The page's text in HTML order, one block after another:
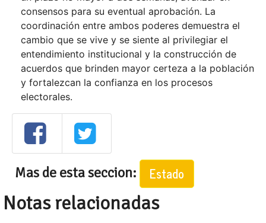
consensos para su eventual aprobación. La
coordinación entre ambos poderes demuestra el
cambio que se vive y se siente al privilegiar el
entendimiento institucional y la construcción de
acuerdos que brinden mayor certeza a la población
y fortalezcan la confianza en los procesos
electorales.
Mas de esta seccion: Estado
Notas relacionadas